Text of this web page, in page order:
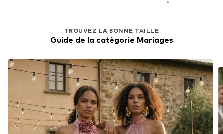
TROUVEZ LA BONNE TAILLE
Guide de la catégorie Mariages